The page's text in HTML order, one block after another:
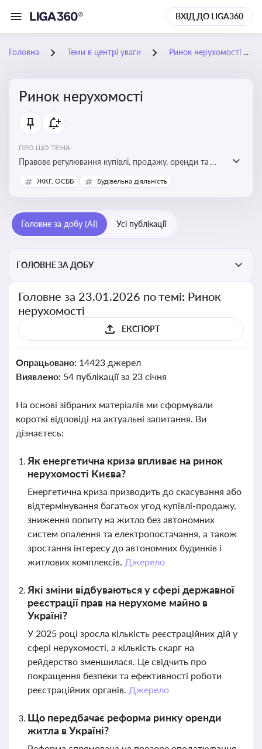
ВХІД ДО LIGA360
Головна Теми в центрі уваги Ринок нерухомості
Ринок нерухомості
ПРО ЩО ТЕМА:
Правове регулювання купівлі, продажу, оренди та
управління нерухомістю, що є ключовим для бізнесу,
інвесторів, забудовників і власників об’єктів майна
ЖКГ, ОСББ Будівельна діяльність
Головне за добу (AI) Усі публікації
ГОЛОВНЕ ЗА ДОБУ
Головне за 23.01.2026 по темі: Ринок
нерухомості
ЕКСПОРТ
Опрацьовано: 14423 джерел
Виявлено: 54 публікації за 23 січня
На основі зібраних матеріалів ми сформували
короткі відповіді на актуальні запитання. Ви
дізнаєтесь:
Як енергетична криза впливає на ринок
нерухомості Києва?
Енергетична криза призводить до скасування або
відтермінування багатьох угод купівлі-продажу,
зниження попиту на житло без автономних
систем опалення та електропостачання, а також
зростання інтересу до автономних будинків і
житлових комплексів. Джерело
Які зміни відбуваються у сфері державної
реєстрації прав на нерухоме майно в
Україні?
У 2025 році зросла кількість реєстраційних дій у
сфері нерухомості, а кількість скарг на
рейдерство зменшилася. Це свідчить про
покращення безпеки та ефективності роботи
реєстраційних органів. Джерело
Що передбачає реформа ринку оренди
житла в Україні?